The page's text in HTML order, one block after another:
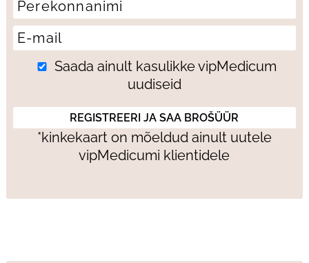
Saada ainult kasulikke vipMedicum
uudiseid
*kinkekaart on mõeldud ainult uutele
vipMedicumi klientidele